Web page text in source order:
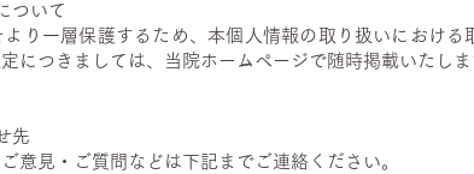
ついて
り一層保護するため、本個人情報の取り扱いにおけ
につきましては、当院ホームページで随時掲載いたしま
先
意見・ご質問などは下記までご連絡ください。